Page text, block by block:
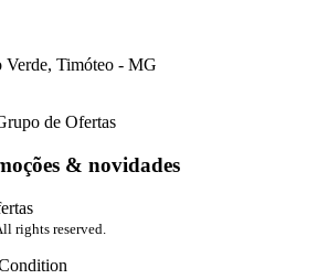
Verde, Timóteo - MG
de Ofertas
& novidades
rights reserved.